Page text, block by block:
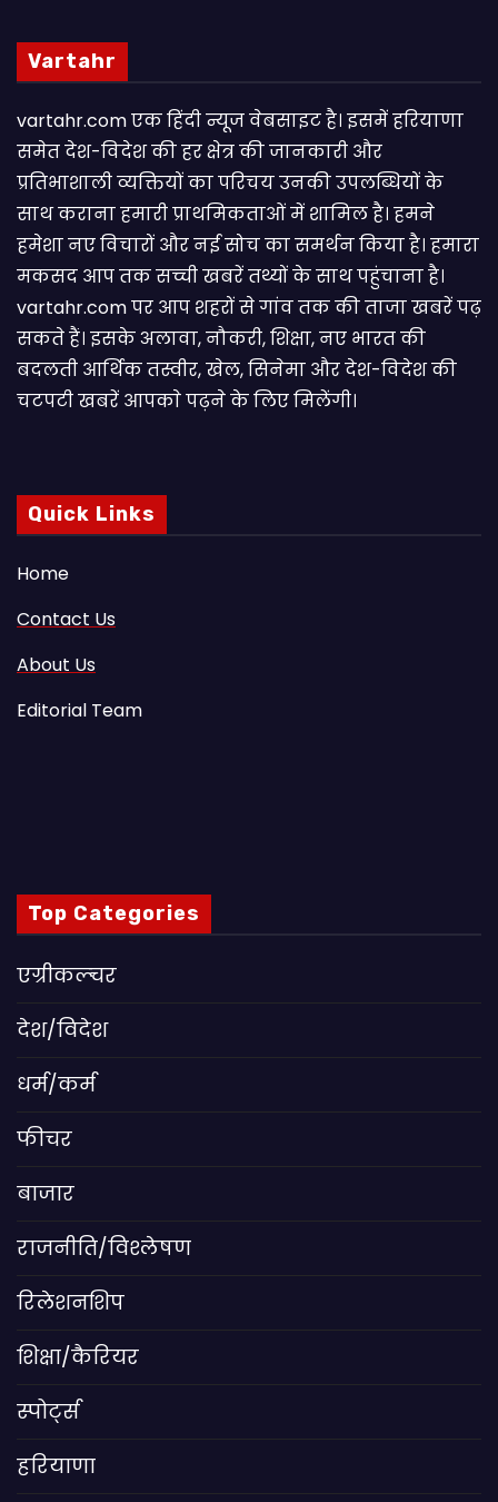
Vartahr
vartahr.com एक हिंदी न्यूज वेबसाइट है। इसमें हरियाणा
समेत देश-विदेश की हर क्षेत्र की जानकारी और
प्रतिभाशाली व्यक्तियों का परिचय उनकी उपलब्धियों के
साथ कराना हमारी प्राथमिकताओं में शामिल है। हमने
हमेशा नए विचारों और नई सोच का समर्थन किया है। हमारा
मकसद आप तक सच्ची खबरें तथ्यों के साथ पहुंचाना है।
vartahr.com पर आप शहरों से गांव तक की ताजा खबरें पढ़
सकते हैं। इसके अलावा, नौकरी, शिक्षा, नए भारत की
बदलती आर्थिक तस्वीर, खेल, सिनेमा और देश-विदेश की
चटपटी खबरें आपकाे पढ़ने के लिए मिलेंगी।
Quick Links
Home
Contact Us
About Us
Editorial Team
Top Categories
एग्रीकल्चर
देश/विदेश
धर्म/कर्म
फीचर
बाजार
राजनीति/विश्लेषण
रिलेशनशिप
शिक्षा/कैरियर
स्पोर्ट्स
हरियाणा